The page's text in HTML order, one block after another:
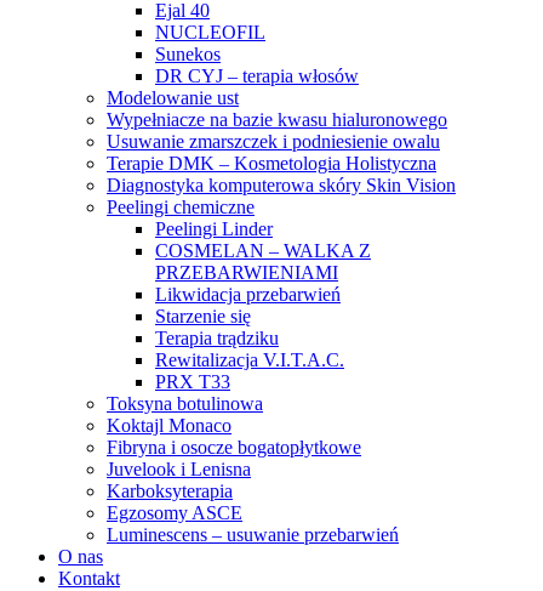
Ejal 40
NUCLEOFIL
Sunekos
DR CYJ – terapia włosów
Modelowanie ust
Wypełniacze na bazie kwasu hialuronowego
Usuwanie zmarszczek i podniesienie owalu
Terapie DMK – Kosmetologia Holistyczna
Diagnostyka komputerowa skóry Skin Vision
Peelingi chemiczne
Peelingi Linder
COSMELAN – WALKA Z
PRZEBARWIENIAMI
Likwidacja przebarwień
Starzenie się
Terapia trądziku
Rewitalizacja V.I.T.A.C.
PRX T33
Toksyna botulinowa
Koktajl Monaco
Fibryna i osocze bogatopłytkowe
Juvelook i Lenisna
Karboksyterapia
Egzosomy ASCE
Luminescens – usuwanie przebarwień
O nas
Kontakt